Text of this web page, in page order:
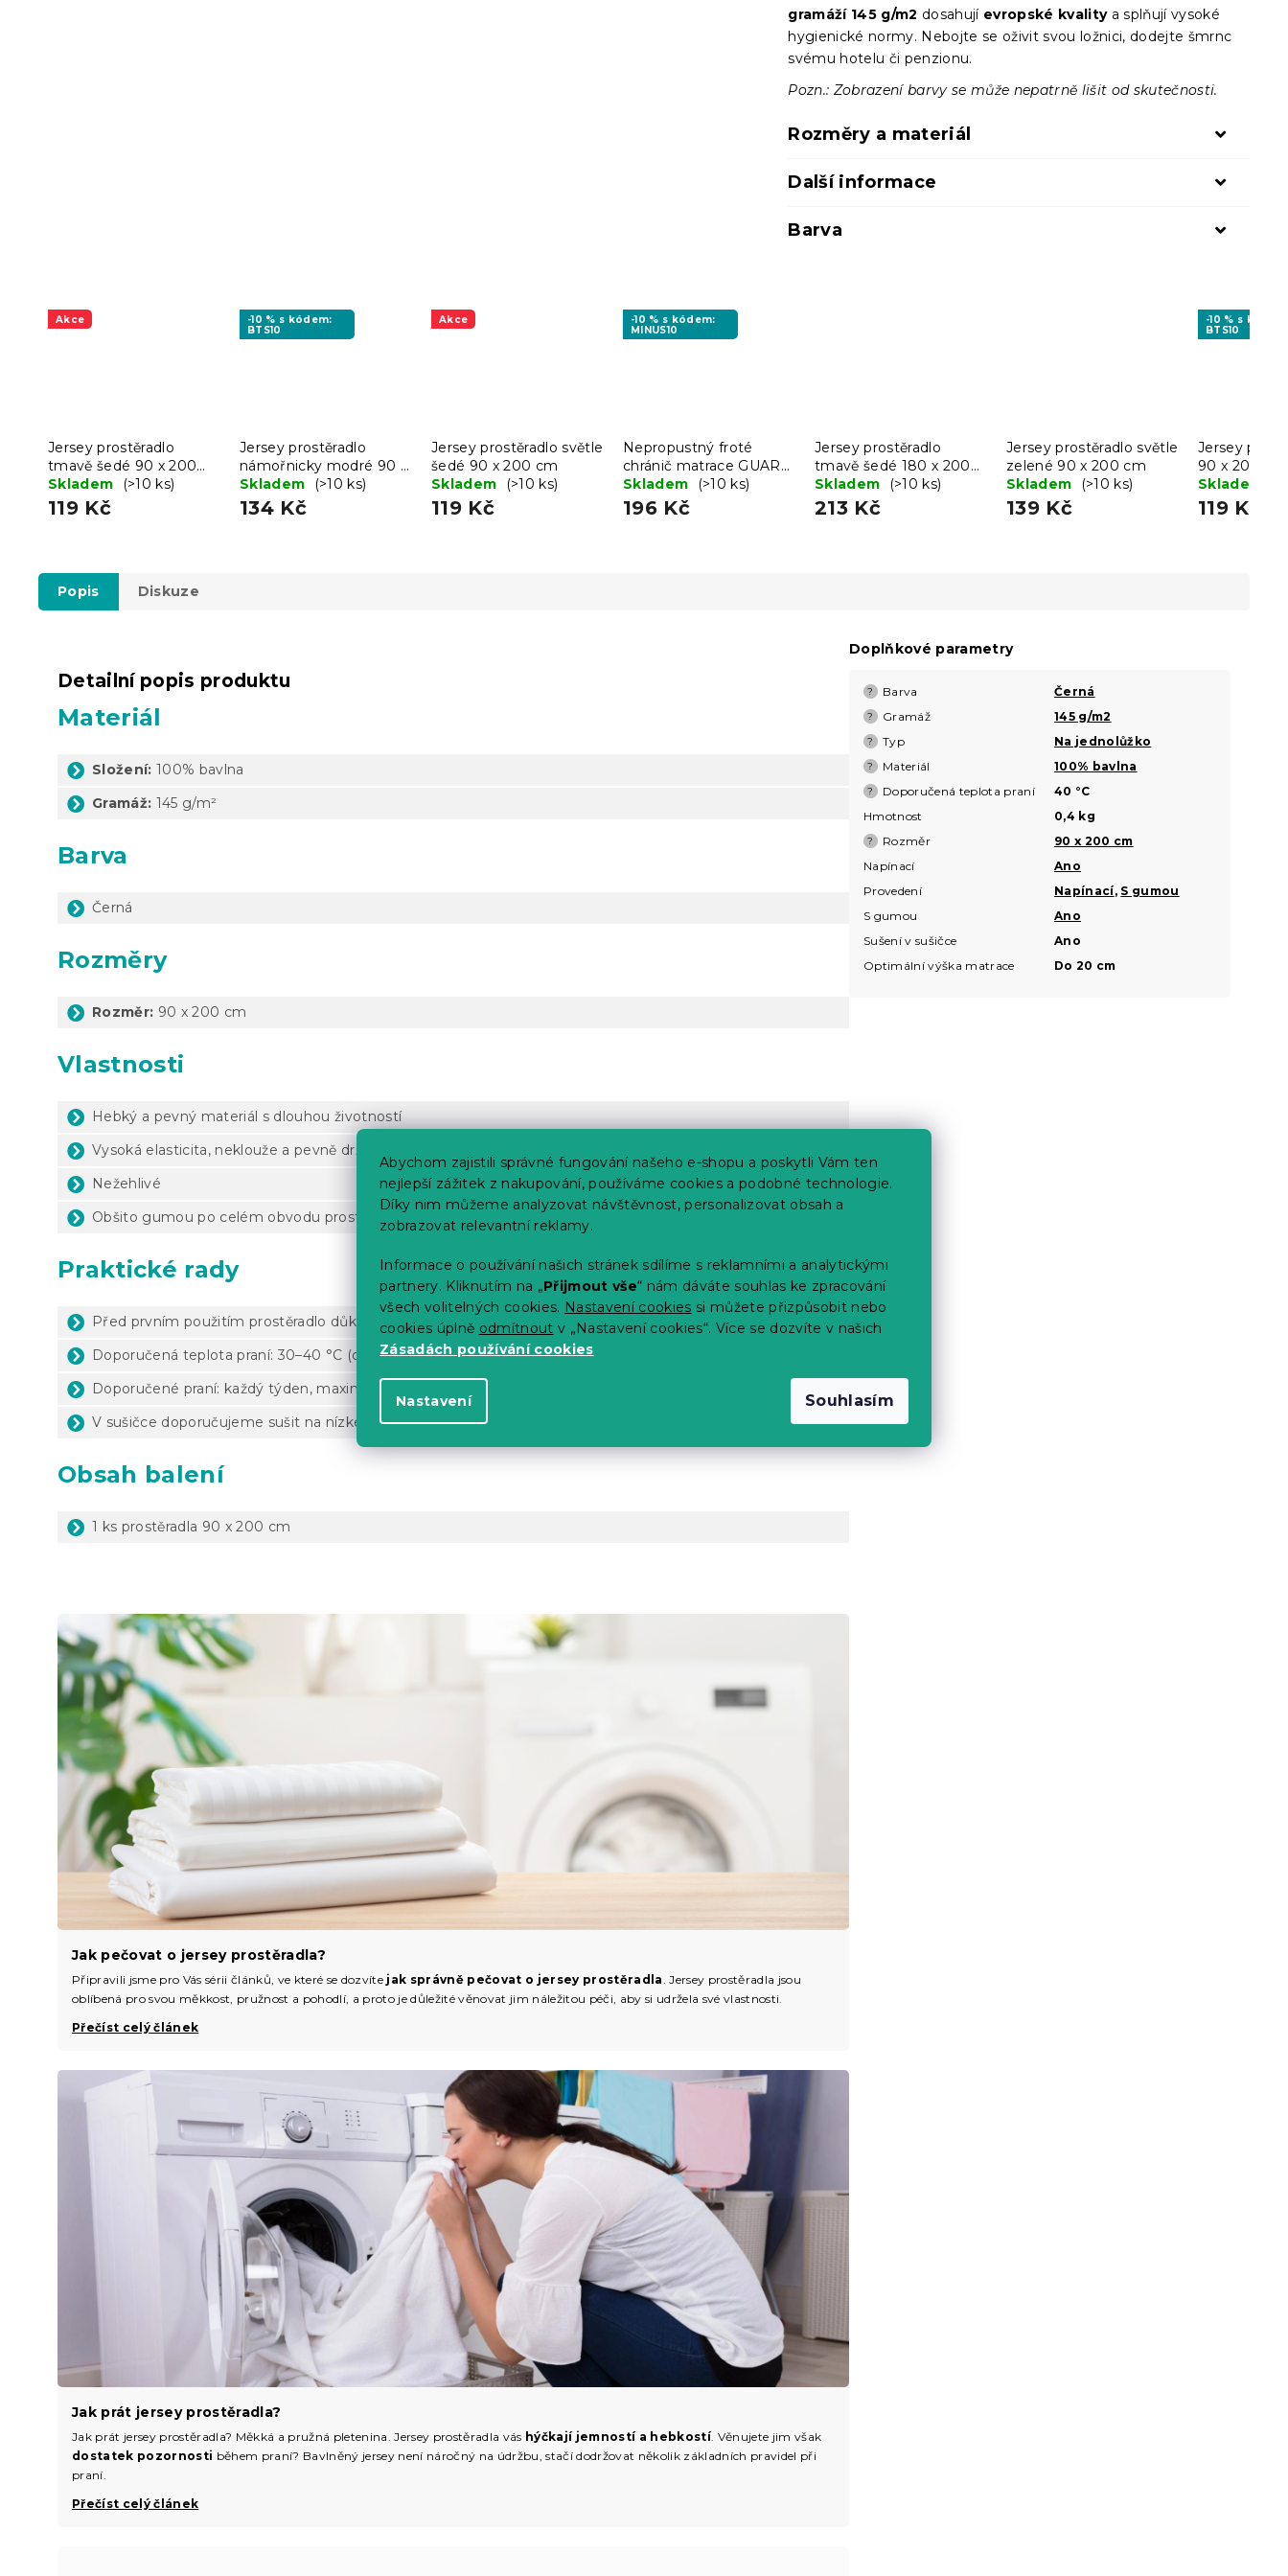
Abychom zajistili správné fungování našeho e-shopu a poskytli Vám ten
nejlepší zážitek z nakupování, používáme cookies a podobné technologie.
Díky nim můžeme analyzovat návštěvnost, personalizovat obsah a
zobrazovat relevantní reklamy.
Informace o používání našich stránek sdílíme s reklamními a analytickými
partnery. Kliknutím na „Přijmout vše“ nám dáváte souhlas ke zpracování
všech volitelných cookies. Nastavení cookies si můžete přizpůsobit nebo
cookies úplně odmítnout v „Nastavení cookies“. Více se dozvíte v našich
Zásadách používání cookies
Nastavení Souhlasím
gramáží 145 g/m2 dosahujíevropské kvalitya splňují vysoké
hygienické normy. Nebojte se oživit svou ložnici, dodejte šmrnc
svému hotelu či penzionu.
Pozn.: Zobrazení barvy se může nepatrně lišit od skutečnosti.
Rozměry a materiál
Další informace
Barva
Akce
Jersey prostěradlo
tmavě šedé 90 x 200
cm
Skladem (>10 ks)
119 Kč
-10 % s kódem:
BTS10
Jersey prostěradlo
námořnicky modré 90 x
200 cm
Skladem (>10 ks)
134 Kč
Akce
Jersey prostěradlo světle
šedé 90 x 200 cm
Skladem
(>10 ks)
119 Kč
-10 % s kódem:
MINUS10
Nepropustný froté
chránič matrace GUARD
90 x 200 cm
Skladem (>10 ks)
196 Kč
Jersey prostěradlo
tmavě šedé 180 x 200
cm
Skladem (>10 ks)
213 Kč
Jersey prostěradlo světle
zelené 90 x 200 cm
Skladem
(>10 ks)
139 Kč
-10 % s
BTS10
Jersey
90 x 200 cm
Skladem
119 Kč
Popis Diskuze
Detailní popis produktu
Materiál
Složení: 100% bavlna
Gramáž: 145 g/m²
Barva
Černá
Rozměry
Rozměr: 90 x 200 cm
Vlastnosti
Hebký a pevný materiál s dlouhou životností
Vysoká elasticita, neklouže a pevně drží
Nežehlivé
Obšito gumou po celém obvodu prostěradla
Praktické rady
Před prvním použitím prostěradlo důkladně vyperte
Doporučená teplota praní: 30–40 °C (dle štítku výrobce)
Doporučené praní: každý týden, maximálně 1x za 14 dní
V sušičce doporučujeme sušit na nízké teploty
Obsah balení
1 ks prostěradla 90 x 200 cm
Jak prát jersey prostěradla?
Jak prát jersey prostěradla? Měkká a pružná pletenina. Jersey prostěradla vás hýčkají jemností a hebkostí. Věnujete jim však
dostatek pozornosti během praní? Bavlněný jersey není náročný na údržbu, stačí dodržovat několik základních pravidel při
praní.
Přečíst celý článek
Jak pečovat o jersey prostěradla?
Připravili jsme pro Vás sérii článků, ve které se dozvíte jak správně pečovat o jersey prostěradla. Jersey prostěradla jsou
oblíbená pro svou měkkost, pružnost a pohodlí, a proto je důležité věnovat jim náležitou péči, aby si udržela své vlastnosti.
Přečíst celý článek
Doplňkové parametry
? Barva Černá
? Gramáž 145 g/m2
? Typ Na jednolůžko
? Materiál 100% bavlna
? Doporučená teplota praní
40 °C
Hmotnost
0,4 kg
? Rozměr
90 x 200 cm
Napínací
Ano
Provedení
Napínací, S gumou
S gumou
Ano
Sušení v sušičce
Ano
Optimální výška matrace
Do 20 cm